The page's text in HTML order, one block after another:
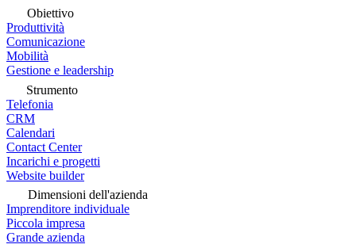
Obiettivo
Produttività
Comunicazione
Mobilità
Gestione e leadership
Strumento
Telefonia
CRM
Calendari
Contact Center
Incarichi e progetti
Website builder
Dimensioni dell'azienda
Imprenditore individuale
Piccola impresa
Grande azienda